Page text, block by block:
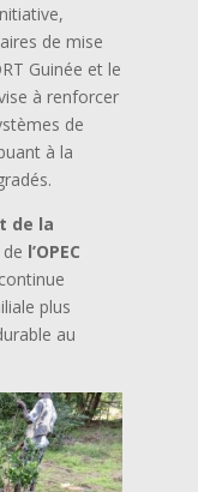
de mise
Guinée et le
à renforcer
de
à la
de la
de l’OPEC
continue
plus
au